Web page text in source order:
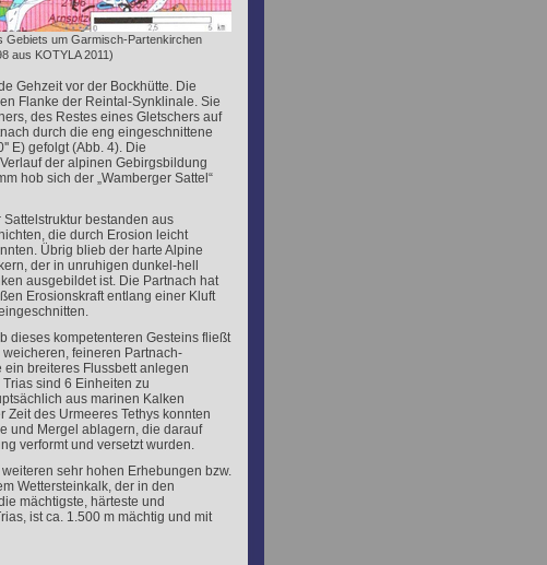
Gebiets um Garmisch-Partenkirchen
aus KOTYLA 2011)
Gehzeit vor der Bockhütte. Die
Flanke der Reintal-Synklinale. Sie
des Restes eines Gletschers auf
durch die eng eingeschnittene
E) gefolgt (Abb. 4). Die
der alpinen Gebirgsbildung
hob sich der „Wamberger Sattel“
bestanden aus
die durch Erosion leicht
Übrig blieb der harte Alpine
der in unruhigen dunkel-hell
ausgebildet ist. Die Partnach hat
Erosionskraft entlang einer Kluft
dieses kompetenteren Gesteins fließt
feineren Partnach-
breiteres Flussbett anlegen
sind 6 Einheiten zu
aus marinen Kalken
Zeit des Urmeeres Tethys konnten
und Mergel ablagern, die darauf
verformt und versetzt wurden.
sehr hohen Erhebungen bzw.
Wettersteinkalk, der in den
mächtigste, härteste und
ist ca. 1.500 m mächtig und mit